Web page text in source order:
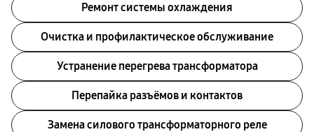
Ремонт системы охлаждения
Очистка и профилактическое обслуживание
Устранение перегрева трансформатора
Перепайка разъёмов и контактов
Замена силового трансформаторного реле